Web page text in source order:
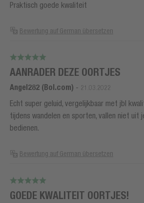
Praktisch goede kwaliteit
Bewertung auf German übersetzen
AANRADER DEZE OORTJES
Angel282 (Bol.com) - 21.03.2022
Echt super geluid, vergelijkbaar met jbl
tijdens wandelen en sporten, vallen niet uit
bedienen.
Bewertung auf German übersetzen
GOEDE KWALITEIT OORTJES!